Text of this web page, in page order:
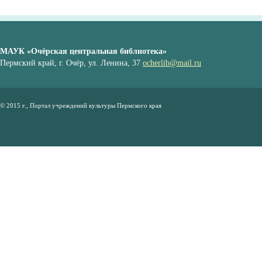
МАУК «Очёрская центральная библиотека»
Пермский край, г. Очёр, ул. Ленина, 37 ocherlib@mail.ru
© 2015 г., Портал учреждений культуры Пермского края